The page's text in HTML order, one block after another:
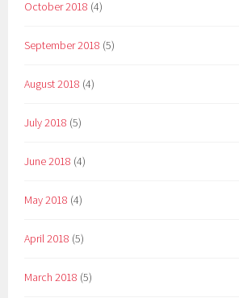
October 2018 (4)
September 2018 (5)
August 2018 (4)
July 2018 (5)
June 2018 (4)
May 2018 (4)
April 2018 (5)
March 2018 (5)